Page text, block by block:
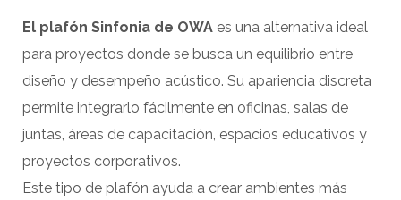
El plafón Sinfonia de OWA es una alternativa ideal
para proyectos donde se busca un equilibrio entre
diseño y desempeño acústico. Su apariencia discreta
permite integrarlo fácilmente en oficinas, salas de
juntas, áreas de capacitación, espacios educativos y
proyectos corporativos.
Este tipo de plafón ayuda a crear ambientes más